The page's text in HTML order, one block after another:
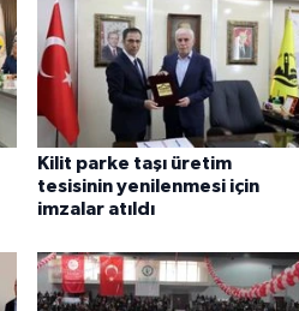
Kilit parke taşı üretim
tesisinin yenilenmesi için
imzalar atıldı